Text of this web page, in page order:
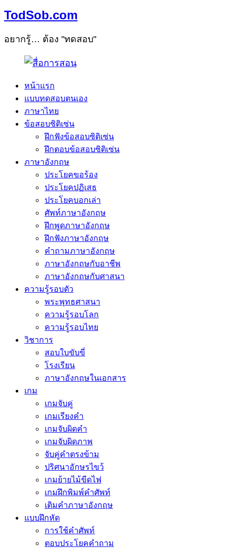
TodSob.com
อยากรู้… ต้อง "ทดสอบ"
หน้าแรก
แบบทดสอบตนเอง
ภาษาไทย
ข้อสอบซิติเซ่น
ฝึกฟังข้อสอบซิติเซ่น
ฝึกตอบข้อสอบซิติเซ่น
ภาษาอังกฤษ
ประโยคขอร้อง
ประโยคปฏิเสธ
ประโยคบอกเล่า
ศัพท์ภาษาอังกฤษ
ฝึกพูดภาษาอังกฤษ
ฝึกฟังภาษาอังกฤษ
คำถามภาษาอังกฤษ
ภาษาอังกฤษกับอาชีพ
ภาษาอังกฤษกับศาสนา
ความรู้รอบตัว
พระพุทธศาสนา
ความรู้รอบโลก
ความรู้รอบไทย
วิชาการ
สอบใบขับขี่
โรงเรียน
ภาษาอังกฤษในเอกสาร
เกม
เกมจับคู่
เกมเรียงคำ
เกมจับผิดคำ
เกมจับผิดภาพ
จับคู่คำตรงข้าม
ปริศนาอักษรไขว้
เกมย้ายไม้ขีดไฟ
เกมฝึกพิมพ์คำศัพท์
เติมคำภาษาอังกฤษ
แบบฝึกหัด
การใช้คำศัพท์
ตอบประโยคคำถาม